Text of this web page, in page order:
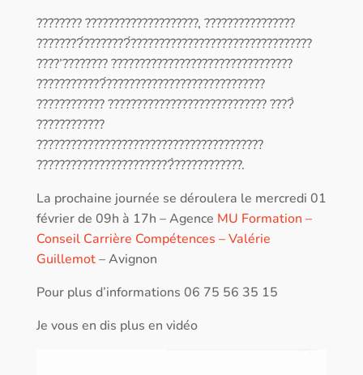
???????? ????????????????????, ????????????????
????????́????????́????????????????????????????????
????’???????? ????????????????????????????????
????????????́????????????????????????????
???????????? ???????????????????????????? ????̀
????????????
????????????????????????????????????????
????????????????????????̀????????????.
La prochaine journée se déroulera le mercredi 01
février de 09h à 17h – Agence MU Formation –
Conseil Carrière Compétences – Valérie
Guillemot– Avignon
Pour plus d’informations 06 75 56 35 15
Je vous en dis plus en vidéo